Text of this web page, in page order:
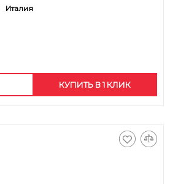
Италия
КУПИТЬ В 1 КЛИК